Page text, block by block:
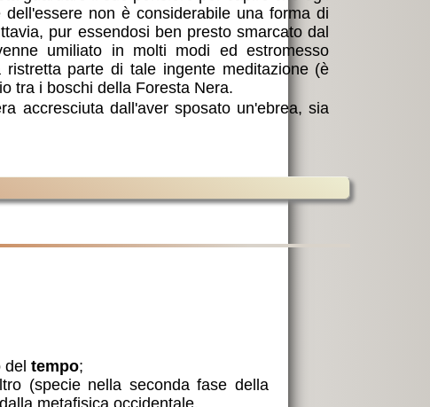
non è considerabile una forma di
pur essendosi ben presto smarcato dal
umiliato in molti modi ed estromesso
parte di tale ingente meditazione (è
tra i boschi della Foresta Nera.
accresciuta dall'aver sposato un'ebrea, sia
tempo;
(specie nella seconda fase della